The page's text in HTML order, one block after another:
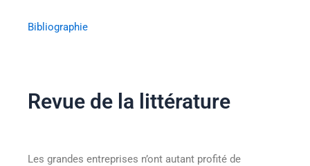
Bibliographie
Revue de la littérature
Les grandes entreprises n’ont autant profité de